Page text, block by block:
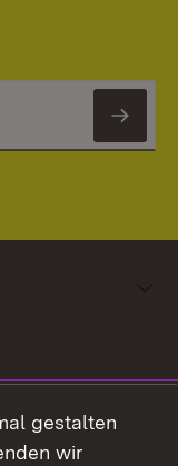
gestalten
wir